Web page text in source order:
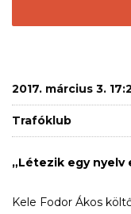
2017. március 3.
Trafóklub
„Létezik egy nyelv
Kele Fodor Ákos